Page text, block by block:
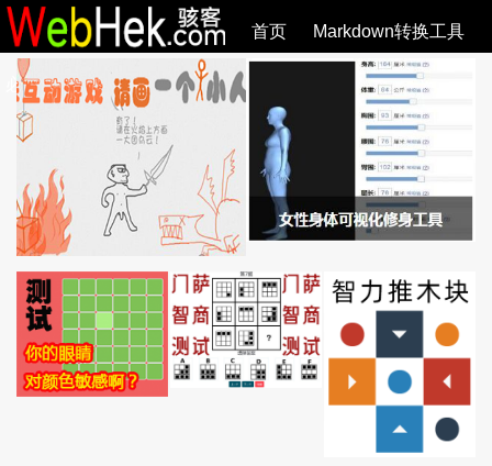
首页 Markdown转换工具
必观作品 SVG教程 SVG手册 全部文章